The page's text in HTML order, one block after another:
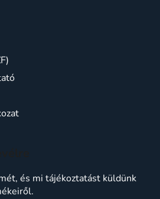
és mi tájékoztatást küldünk